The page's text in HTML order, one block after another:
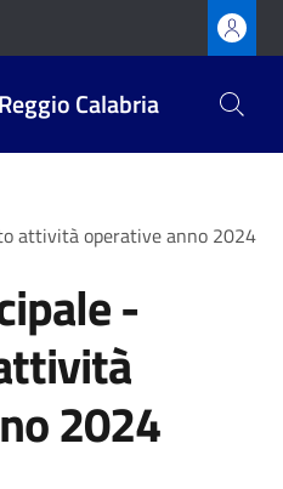
Calabria
attività operative anno 2024
-
2024